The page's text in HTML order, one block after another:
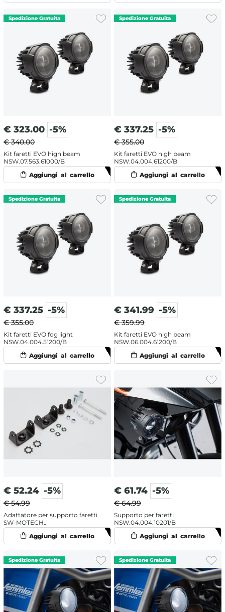
€ 323.00 -5%
€ 340.00
Kit faretti EVO high beam
NSW.07.563.61000/B
€ 337.25 -5%
€ 355.00
Kit faretti EVO high beam
NSW.04.004.61200/B
€ 337.25 -5%
€ 355.00
Kit faretti EVO fog light
NSW.04.004.51200/B
€ 341.99 -5%
€ 359.99
Kit faretti EVO high beam
NSW.06.004.61200/B
€ 52.24 -5%
€ 54.99
Adattatore per supporto faretti
SW-MOTECH
NSW.07.004.10600/B
€ 61.74 -5%
€ 64.99
Supporto per faretti
NSW.04.004.10201/B